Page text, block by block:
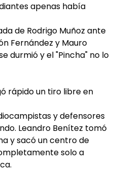
apenas había
de Rodrigo Muñoz ante
Fernández y Mauro
durmió y el "Pincha" no lo
rápido un tiro libre en
y defensores
Leandro Benítez tomó
y sacó un centro de
solo a